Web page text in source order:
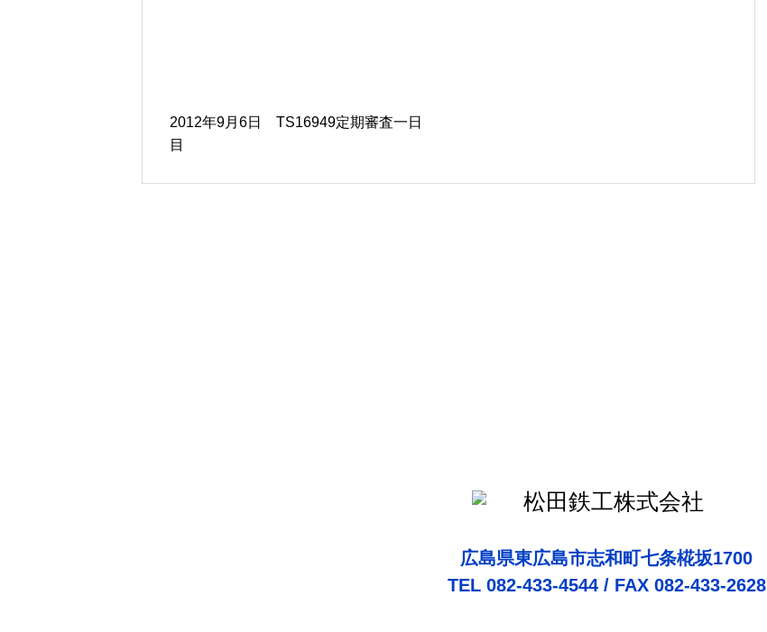
2012年9月6日 TS16949定期審査一日
目
広島県東広島市志和町七条椛坂1700
TEL 082-433-4544 / FAX 082-433-2628